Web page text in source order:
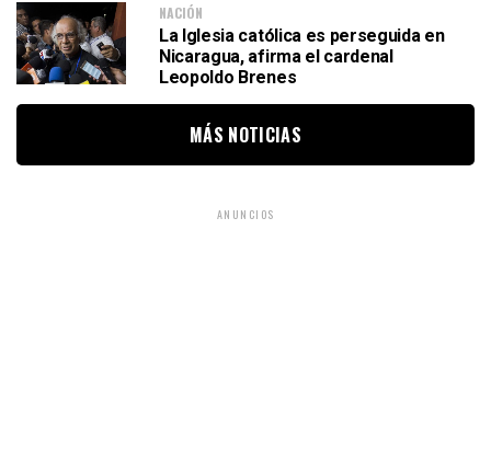
NACIÓN
La Iglesia católica es perseguida en
Nicaragua, afirma el cardenal
Leopoldo Brenes
MÁS NOTICIAS
ANUNCIOS